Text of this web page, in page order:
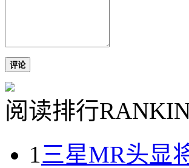
评论
阅读排行
1三星MR头显